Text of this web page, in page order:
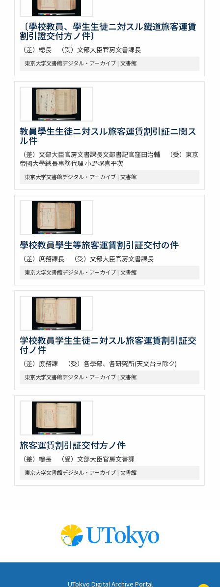
〔學校教員、學生生徒ニ対スル鐡道旅客運賃
割引證交付方ノ件〕
（差）總長 （受）文部大臣官房文書課長
東京大学文書館デジタル・アーカイブ | 文書館
教員學生生徒ニ対スル旅客運賃割引証ニ関ス
ル件
（差）文部大臣官房文書課長文部書記官窪田治輔 （受）東京
帝國大學總長事務代理 小野塚喜平次
東京大学文書館デジタル・アーカイブ | 文書館
學校教員學生等旅客運賃割引証交付の件
（差）庶務課長 （受）文部大臣官房文書課長
東京大学文書館デジタル・アーカイブ | 文書館
学校教員学生生徒ニ対スル旅客運賃割引証交
付ノ件
（差）庻務課 （受）各學部、各研究所(天文台ヲ除ク)
東京大学文書館デジタル・アーカイブ | 文書館
旅客運賃割引証交付方ノ件
（差）總長 （受）文部大臣官房文書課
東京大学文書館デジタル・アーカイブ | 文書館
UTokyo Digital Archive Portal